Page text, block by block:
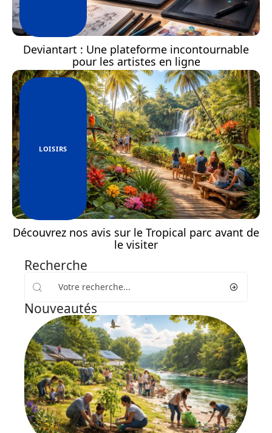
Deviantart : Une plateforme incontournable
pour les artistes en ligne
LOISIRS
Découvrez nos avis sur le Tropical parc avant de
le visiter
Recherche
Nouveautés